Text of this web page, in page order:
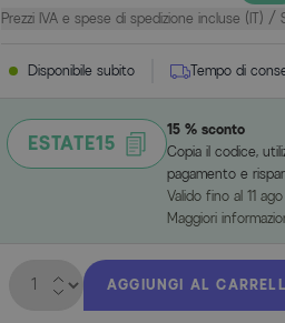
Prezzi IVA e spese di spedizione incluse (IT) /
Disponibile subito Tempo di
ESTATE15
15 % sconto
Copia il codice,
pagamento e
Valido fino al11
Maggiori
AGGIUNGI AL